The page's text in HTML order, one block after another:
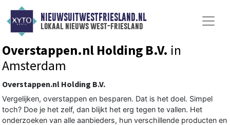
NIEUWSUITWESTFRIESLAND.NL
lokaal nieuws west-friesland
Overstappen.nl Holding B.V. in
Amsterdam
Overstappen.nl Holding B.V.
Vergelijken, overstappen en besparen. Dat is het doel. Simpel
toch? Doe je het zelf, dan blijkt het erg tegen te vallen. Het
onderzoeken van alle aanbieders, hun verschillende producten en